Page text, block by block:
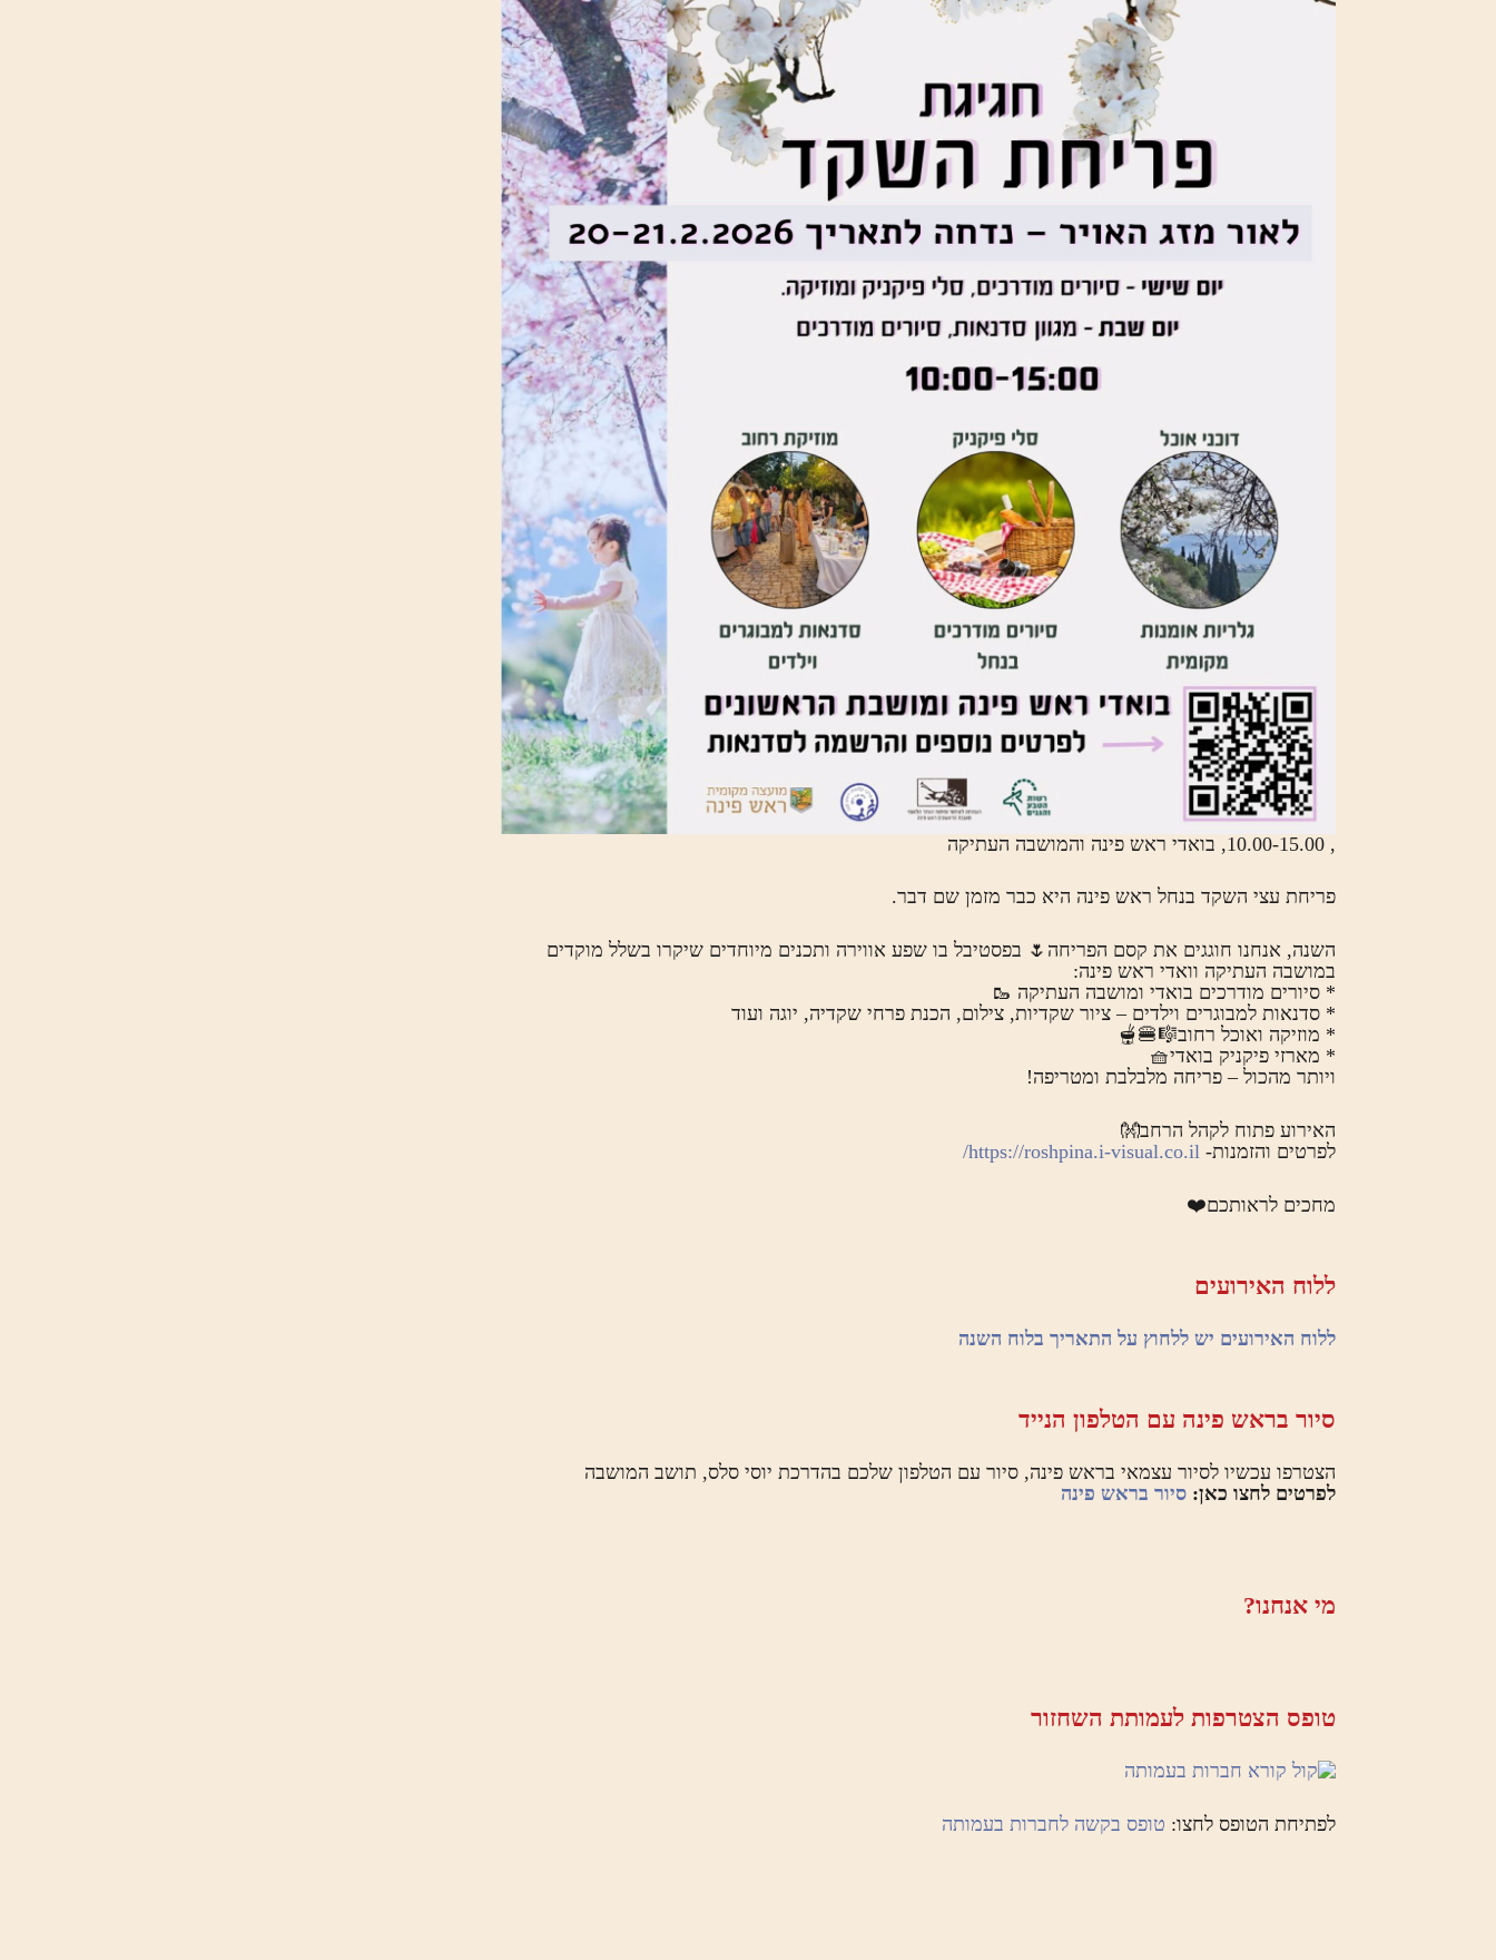
, 10.00-15.00, בואדי ראש פינה והמושבה העתיקה
פריחת עצי השקד בנחל ראש פינה היא כבר מזמן שם דבר.
השנה, אנחנו חוגגים את קסם הפריחה🌷 בפסטיבל בו שפע אווירה ותכנים מיוחדים שיקרו בשלל מוקדים
במושבה העתיקה וואדי ראש פינה:
* סיורים מודרכים בואדי ומושבה העתיקה 🥾
* סדנאות למבוגרים וילדים – ציור שקדיות, צילום, הכנת פרחי שקדיה, יוגה ועוד
* מוזיקה ואוכל רחוב🎼🍔🫕
* מארזי פיקניק בואדי🧺
ויותר מהכול – פריחה מלבלבת ומטריפה!
האירוע פתוח לקהל הרחב👐
לפרטים והזמנות- https://roshpina.i-visual.co.il/
מחכים לראותכם❤️
ללוח האירועים
ללוח האירועים יש ללחוץ על התאריך בלוח השנה
סיור בראש פינה עם הטלפון הנייד
הצטרפו עכשיו לסיור עצמאי בראש פינה, סיור עם הטלפון שלכם בהדרכת יוסי סלס, תושב המושבה
לפרטים לחצו כאן: סיור בראש פינה
מי אנחנו?
טופס הצטרפות לעמותת השחזור
לפתיחת הטופס לחצו: טופס בקשה לחברות בעמותה